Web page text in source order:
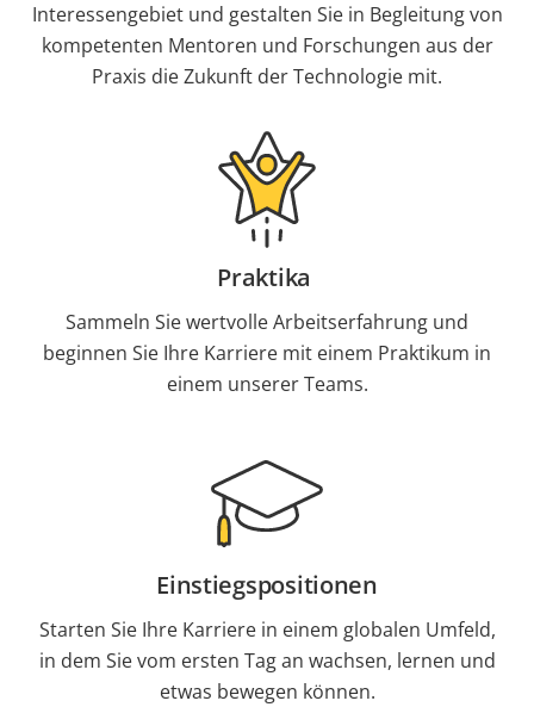
Interessengebiet und gestalten Sie in Begleitung von
kompetenten Mentoren und Forschungen aus der
Praxis die Zukunft der Technologie mit.
Praktika
Sammeln Sie wertvolle Arbeitserfahrung und
beginnen Sie Ihre Karriere mit einem Praktikum in
einem unserer Teams.
Einstiegspositionen
Starten Sie Ihre Karriere in einem globalen Umfeld,
in dem Sie vom ersten Tag an wachsen, lernen und
etwas bewegen können.